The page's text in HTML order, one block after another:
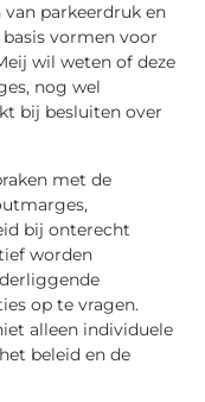
parkeerdruk en
vormen voor
wil weten of deze
nog wel
bij besluiten over
met de
bij onterecht
worden
op te vragen.
alleen individuele
beleid en de